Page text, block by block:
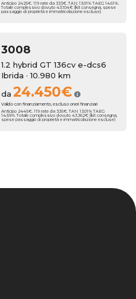
Anticipo 2425€. 119 rate da 333€. TAN 13.01% TAEG 14.61%.
Totale complessivo dovuto 43.104€ (kit consegna, spese
passaggio di proprietà e immatricolazione escluse)
3008
1.2 hybrid GT 136cv e-dcs6
Ibrida · 10.980 km
da 24.450€
Valido con finanziamento, escluso oneri finanziari
Anticipo 2445€. 119 rate da 335€. TAN 13.01% TAEG
14.59%. Totale complessivo dovuto 43.362€ (kit consegna,
spese passaggio di proprietà e immatricolazione escluse)